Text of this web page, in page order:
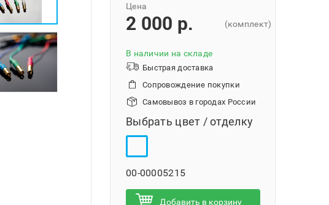
Цена
2 000 p. (комплект)
В наличии на складе
Быстрая доставка
Сопровождение покупки
Самовывоз в городах России
Выбрать цвет / отделку
00-00005215
Добавить в корзину